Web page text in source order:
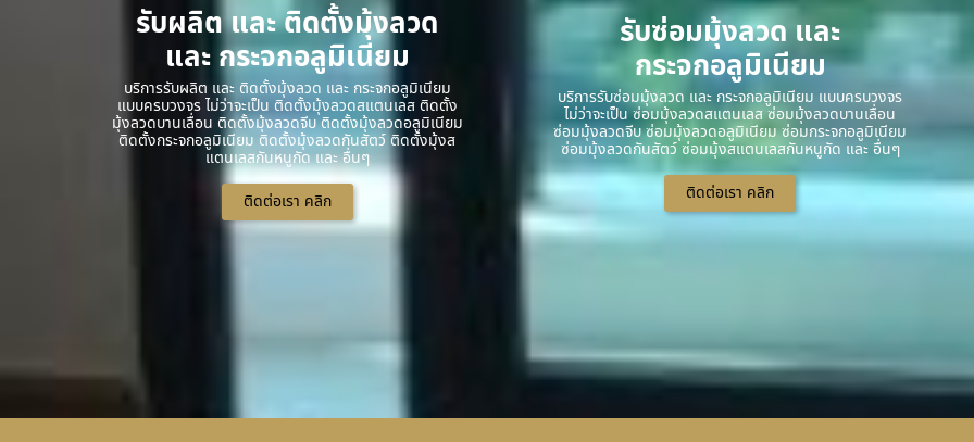
รับผลิต และ ติดตั้งมุ้งลวด
และ กระจกอลูมิเนียม
บริการรับผลิต และ ติดตั้งมุ้งลวด และ กระจกอลูมิเนียม
แบบครบวงจร ไม่ว่าจะเป็น ติดตั้งมุ้งลวดสแตนเลส ติดตั้ง
มุ้งลวดบานเลื่อน ติดตั้งมุ้งลวดจีบ ติดตั้งมุ้งลวดอลูมิเนียม
ติดตั้งกระจกอลูมิเนียม ติดตั้งมุ้งลวดกันสัตว์ ติดตั้งมุ้งส
แตนเลสกันหนูกัด และ อื่นๆ
ติดต่อเรา คลิก
รับซ่อมมุ้งลวด และ
กระจกอลูมิเนียม
บริการรับซ่อมมุ้งลวด และ กระจกอลูมิเนียม แบบครบวงจร
ไม่ว่าจะเป็น ซ่อมมุ้งลวดสแตนเลส ซ่อมมุ้งลวดบานเลื่อน
ซ่อมมุ้งลวดจีบ ซ่อมมุ้งลวดอลูมิเนียม ซ่อมกระจกอลูมิเนียม
ซ่อมมุ้งลวดกันสัตว์ ซ่อมมุ้งสแตนเลสกันหนูกัด และ อื่นๆ
ติดต่อเรา คลิก